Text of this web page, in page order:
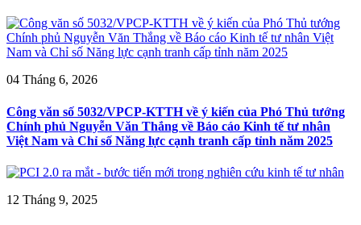
04 Tháng 6, 2026
Công văn số 5032/VPCP-KTTH về ý kiến của Phó Thủ tướng
Chính phủ Nguyễn Văn Thắng về Báo cáo Kinh tế tư nhân
Việt Nam và Chỉ số Năng lực cạnh tranh cấp tỉnh năm 2025
12 Tháng 9, 2025